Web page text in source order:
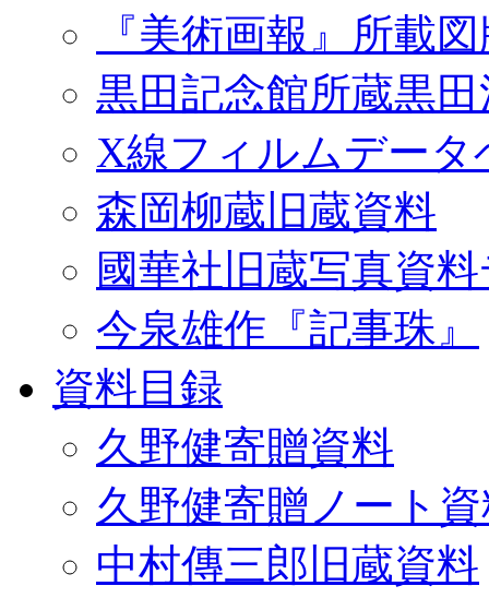
『美術画報』所載
黒田記念館所蔵黒
X線フィルムデータ
森岡柳蔵旧蔵資料
國華社旧蔵写真資
今泉雄作『記事珠』
資料目録
久野健寄贈資料
久野健寄贈ノート
中村傳三郎旧蔵資料